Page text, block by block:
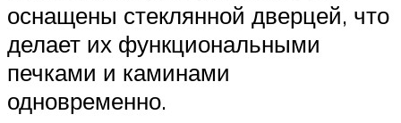
оснащены стеклянной дверцей, что
делает их функциональными
печками и каминами
одновременно.